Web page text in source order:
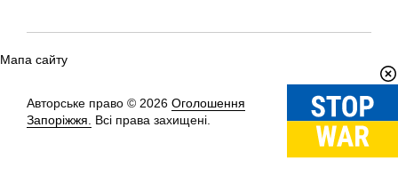
Мапа сайту
Авторське право © 2026 Оголошення
Запоріжжя.
Всі права захищені.
Вгору↑